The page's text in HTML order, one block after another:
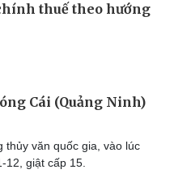
Cái (Quảng Ninh)
thủy văn quốc gia, vào lúc
12, giật cấp 15.